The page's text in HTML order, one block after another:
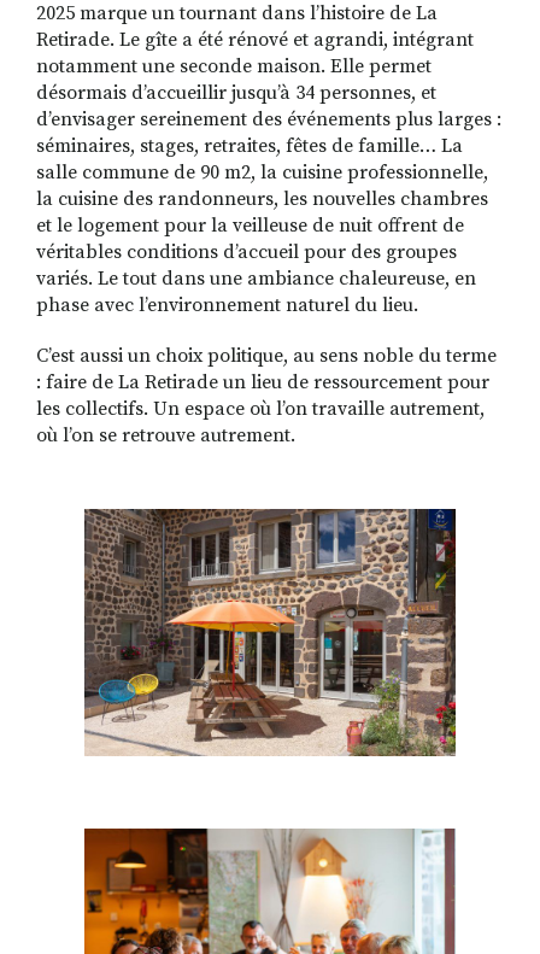
2025 marque un tournant dans l’histoire de La
Retirade. Le gîte a été rénové et agrandi, intégrant
notamment une seconde maison. Elle permet
désormais d’accueillir jusqu’à 34 personnes, et
d’envisager sereinement des événements plus larges :
séminaires, stages, retraites, fêtes de famille… La
salle commune de 90 m2, la cuisine professionnelle,
la cuisine des randonneurs, les nouvelles chambres
et le logement pour la veilleuse de nuit offrent de
véritables conditions d’accueil pour des groupes
variés. Le tout dans une ambiance chaleureuse, en
phase avec l’environnement naturel du lieu.
C’est aussi un choix politique, au sens noble du terme
: faire de La Retirade un lieu de ressourcement pour
les collectifs. Un espace où l’on travaille autrement,
où l’on se retrouve autrement.